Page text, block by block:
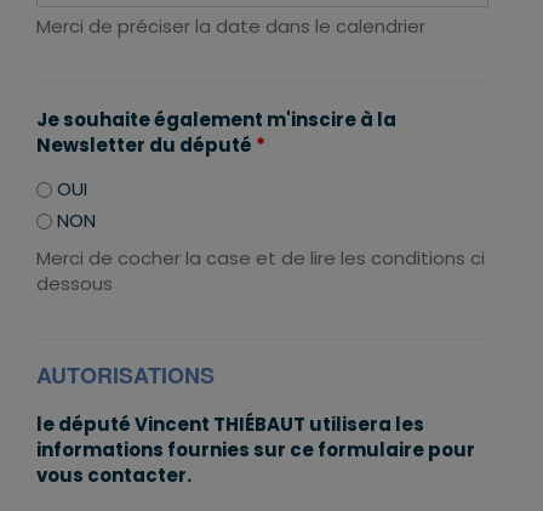
Merci de préciser la date dans le calendrier
Je souhaite également m'inscire à la
Newsletter du député *
OUI
NON
Merci de cocher la case et de lire les conditions ci
dessous
AUTORISATIONS
le député Vincent THIÉBAUT utilisera les
informations fournies sur ce formulaire pour
vous contacter.